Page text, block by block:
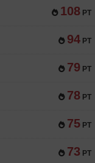
108 PT
94 PT
79 PT
78 PT
75 PT
73 PT